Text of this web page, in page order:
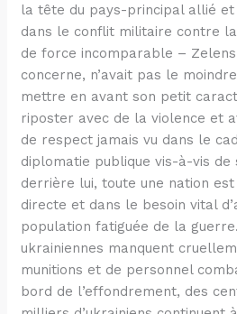
la tête du pays-principal allié et
dans le conflit militaire contre
de force incomparable –
concerne, n’avait pas le
mettre en avant son petit
riposter avec de la violence et
de respect jamais vu dans le
diplomatie publique vis-à-vis de
derrière lui, toute une nation
directe et dans le besoin vital
population fatiguée de la
ukrainiennes manquent
munitions et de personnel
bord de l’effondrement, des